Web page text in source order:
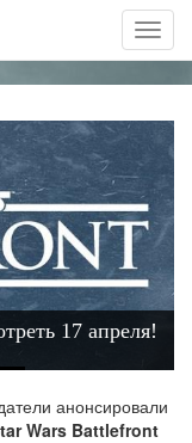
17 апреля!
анонсировали
Wars Battlefront